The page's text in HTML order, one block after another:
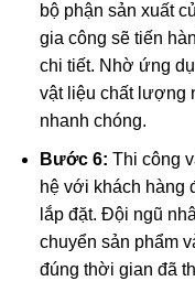
bộ phận sản xuất
gia công sẽ tiến
chi tiết. Nhờ ứng
vật liệu chất lượng
nhanh chóng.
Bước 6: Thi công
hệ với khách hàng
lắp đặt. Đội ngũ
chuyển sản phẩm
đúng thời gian đã